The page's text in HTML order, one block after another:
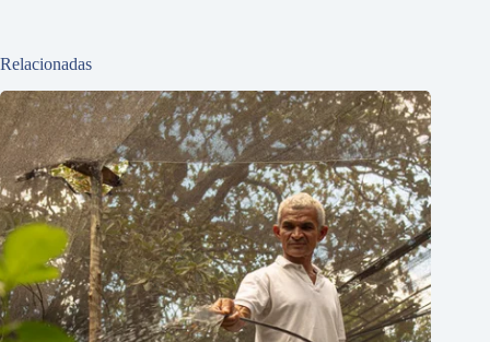
Relacionadas